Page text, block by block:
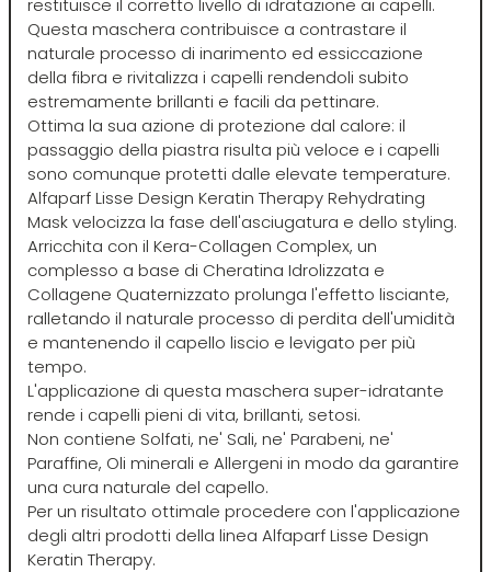
O-P
Olaplex
Omega
Orofluido
Pacinos
Panasonic
Parlux
Phytorelax
Plura
R
reBond
Redken
Refectocil
Refresh
Renbow
Renee Blanche
Revlon
Rica
restituisce il corretto livello di idratazione ai capelli.
Questa maschera contribuisce a contrastare il
naturale processo di inarimento ed essiccazione
della fibra e rivitalizza i capelli rendendoli subito
estremamente brillanti e facili da pettinare.
Ottima la sua azione di protezione dal calore: il
passaggio della piastra risulta più veloce e i capelli
sono comunque protetti dalle elevate temperature.
Alfaparf Lisse Design Keratin Therapy Rehydrating
Mask velocizza la fase dell'asciugatura e dello styling.
Arricchita con il Kera-Collagen Complex, un
complesso a base di Cheratina Idrolizzata e
Collagene Quaternizzato prolunga l'effetto lisciante,
ralletando il naturale processo di perdita dell'umidità
e mantenendo il capello liscio e levigato per più
tempo.
L'applicazione di questa maschera super-idratante
rende i capelli pieni di vita, brillanti, setosi.
Non contiene Solfati, ne' Sali, ne' Parabeni, ne'
Paraffine, Oli minerali e Allergeni in modo da garantire
una cura naturale del capello.
Per un risultato ottimale procedere con l'applicazione
degli altri prodotti della linea Alfaparf Lisse Design
Keratin Therapy.